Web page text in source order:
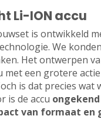
Li-ION accu
is ontwikkeld
We
Het ontwerpen
met een grotere
is dat precies wat
is de accu
van formaat en